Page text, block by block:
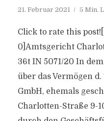
21. Februar 2021 5 Min.
Click to rate this
0]Amtsgericht
36t IN 5071/20 In
über das Vermögen
GmbH, ehemals
Charlotten-Straße 9-